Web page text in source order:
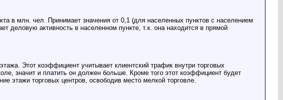
в млн. чел. Принимает значения от 0,1 (для населенных пунктов с населением
деловую активность в населенном пункте, т.к. она находится в прямой
Этот коэффициент учитывает клиентский трафик внутри торговых
значит и платить он должен больше. Кроме того этот коэффициент будет
этажи торговых центров, освободив место мелкой торговле.